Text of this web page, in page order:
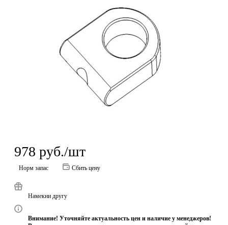
978 руб./шт
Норм запас Сбить цену
Намекни другу
Внимание! Уточняйте актуальность цен и наличие у менеджеров!